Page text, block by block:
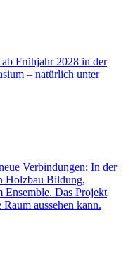
Frühjahr 2028 in der
– natürlich unter
Verbindungen: In der
Holzbau Bildung,
Das Projekt
aussehen kann.